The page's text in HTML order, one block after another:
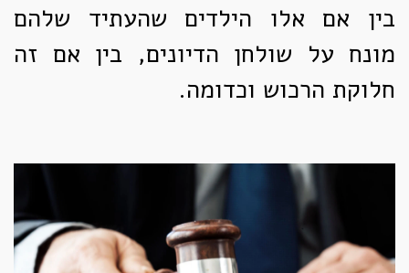
בין אם אלו הילדים שהעתיד שלהם
מונח על שולחן הדיונים, בין אם זה
חלוקת הרכוש וכדומה.